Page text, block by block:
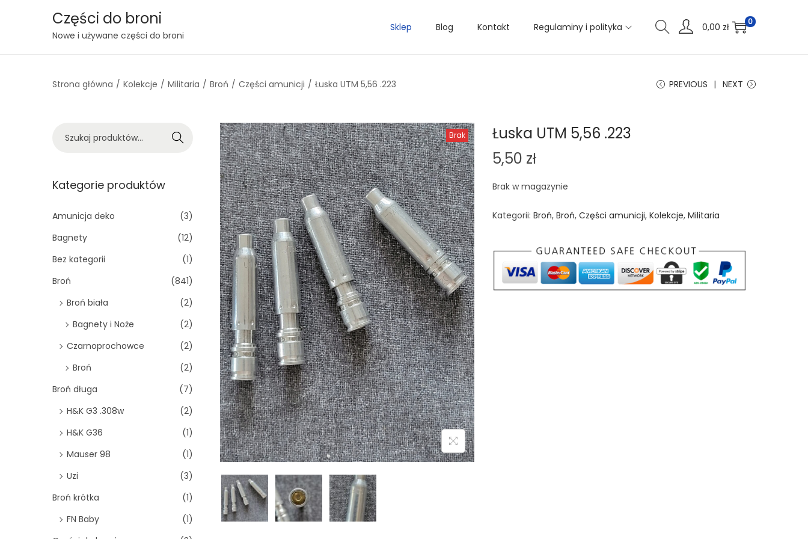
S
p
i
a
t
i
n
S
p
t
n
t
Części do broni
Nowe i używane części do broni
Sklep Blog Kontakt Regulaminy i polityka 0,00 zł 0
Strona główna / Kolekcje / Militaria / Broń / Części amunicji / Łuska UTM 5,56 .223 PREVIOUS NEXT
Brak
Łuska UTM 5,56 .223
5,50 zł
Brak w magazynie
Kategorii: Broń, Broń, Części amunicji, Kolekcje, Militaria
k
j
:
Szukaj
Kategorie produktów
Amunicja deko
(3)
Bagnety
(12)
Bez kategorii
(1)
Broń
(841)
Broń biała
(2)
Bagnety i Noże
(2)
Czarnoprochowce
(2)
Broń
(2)
Broń długa
(7)
H&K G3 .308w
(2)
H&K G36
(1)
Mauser 98
(1)
Uzi
(3)
Broń krótka
(1)
FN Baby
(1)